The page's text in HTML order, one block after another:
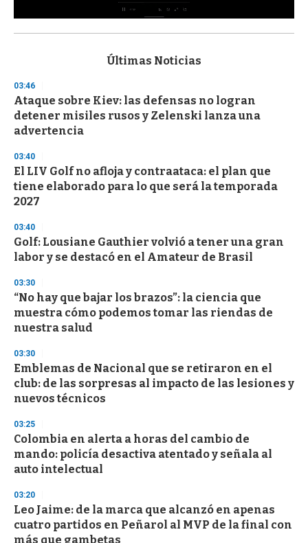
s
d
s
o
f
3
s
e
c
o
n
Últimas Noticias
03:46
Ataque sobre Kiev: las defensas no logran
detener misiles rusos y Zelenski lanza una
advertencia
03:40
El LIV Golf no afloja y contraataca: el plan que
tiene elaborado para lo que será la temporada
2027
03:40
Golf: Lousiane Gauthier volvió a tener una gran
labor y se destacó en el Amateur de Brasil
03:30
“No hay que bajar los brazos”: la ciencia que
muestra cómo podemos tomar las riendas de
nuestra salud
03:30
Emblemas de Nacional que se retiraron en el
club: de las sorpresas al impacto de las lesiones y
nuevos técnicos
03:25
Colombia en alerta a horas del cambio de
mando: policía desactiva atentado y señala al
auto intelectual
03:20
Leo Jaime: de la marca que alcanzó en apenas
cuatro partidos en Peñarol al MVP de la final con
más que gambetas